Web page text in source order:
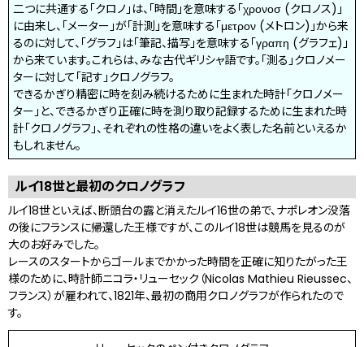
二つに共通する「クロノ」は、「時間」を意味する「χρονοσ (クロノス)」
に由来し、「メーター」が「計測」を意味する「μετρον (メトロン)」から来
るのに対して、「グラフ」は「筆記、描写」を意味する「γραπη (グラフェ)」
から来ています。これらは、みな古代ギリシャ語です。「測る」クロノメー
ターに対して「記す」クロノグラフ。
できるかぎり精密に時を刻み続けるために生まれた時計「クロノメー
ター」と、できるかぎり正確に時を測り取り記録するために生まれた時
計「クロノグラフ」、それぞれの性格の違いをよく表した名前といえるか
もしれません。
ルイ18世と最初のクロノグラフ
ルイ18世といえば、断頭台の露と消えたルイ16世の弟で、ナポレオン没落
の後にフランスに帰還した王様ですが、このルイ18世は競馬を見るのが
大のお好みでした。
レースのスタートからゴールまでかかった時間を正確に知りたがった王
様のために、時計師ニコラ・リューセック（Nicolas Mathieu Rieussec、
フランス）が雇われて、1821年、最初の商用クロノグラフが作られたので
す。